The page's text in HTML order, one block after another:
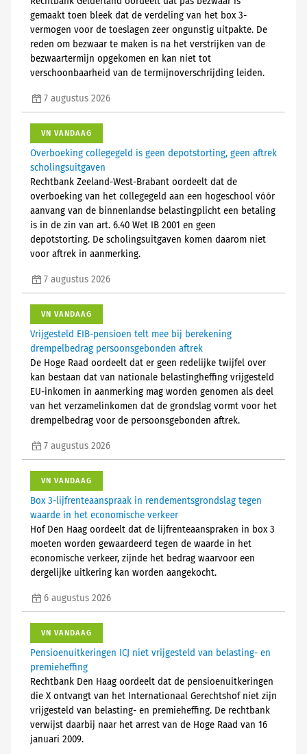
gemaakt toen bleek dat de verdeling van het box 3-
vermogen voor de toeslagen zeer ongunstig uitpakte. De
reden om bezwaar te maken is na het verstrijken van de
bezwaartermijn opgekomen en kan niet tot
verschoonbaarheid van de termijnoverschrijding leiden.
7 augustus 2026
VN VANDAAG
Overboeking collegegeld is geen depotstorting, geen aftrek
scholingsuitgaven
Rechtbank Zeeland-West-Brabant oordeelt dat de
overboeking van het collegegeld aan een hogeschool vóór
aanvang van de binnenlandse belastingplicht een betaling
is in de zin van art. 6.40 Wet IB 2001 en geen
depotstorting. De scholingsuitgaven komen daarom niet
voor aftrek in aanmerking.
7 augustus 2026
VN VANDAAG
Vrijgesteld EIB-pensioen telt mee bij berekening
drempelbedrag persoonsgebonden aftrek
De Hoge Raad oordeelt dat er geen redelijke twijfel over
kan bestaan dat van nationale belastingheffing vrijgesteld
EU-inkomen in aanmerking mag worden genomen als deel
van het verzamelinkomen dat de grondslag vormt voor het
drempelbedrag voor de persoonsgebonden aftrek.
7 augustus 2026
VN VANDAAG
Box 3-lijfrenteaanspraak in rendementsgrondslag tegen
waarde in het economische verkeer
Hof Den Haag oordeelt dat de lijfrenteaanspraken in box 3
moeten worden gewaardeerd tegen de waarde in het
economische verkeer, zijnde het bedrag waarvoor een
dergelijke uitkering kan worden aangekocht.
6 augustus 2026
VN VANDAAG
Pensioenuitkeringen ICJ niet vrijgesteld van belasting- en
premieheffing
Rechtbank Den Haag oordeelt dat de pensioenuitkeringen
die X ontvangt van het Internationaal Gerechtshof niet zijn
vrijgesteld van belasting- en premieheffing. De rechtbank
verwijst daarbij naar het arrest van de Hoge Raad van 16
januari 2009.